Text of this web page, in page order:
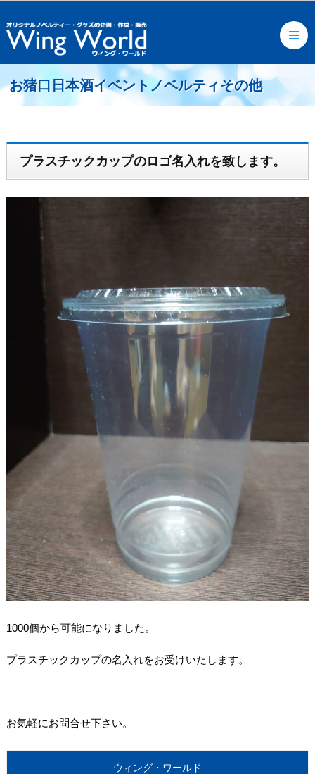
お猪口日本酒イベントノベルティその他
プラスチックカップのロゴ名入れを致します。
1000個から可能になりました。
プラスチックカップの名入れをお受けいたします。
お気軽にお問合せ下さい。
ウィング・ワールド